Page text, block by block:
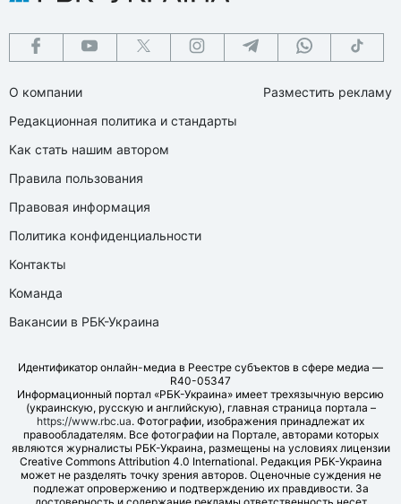
О компании
Редакционная политика и стандарты
Как стать нашим автором
Правила пользования
Правовая информация
Политика конфиденциальности
Контакты
Команда
Вакансии в РБК-Украина
Разместить рекламу
Идентификатор онлайн-медиа в Реестре субъектов в сфере медиа —
R40-05347
Информационный портал «РБК-Украина» имеет трехязычную версию
(украинскую, русскую и английскую), главная страница портала –
https://www.rbc.ua. Фотографии, изображения принадлежат их
правообладателям. Все фотографии на Портале, авторами которых
являются журналисты РБК-Украина, размещены на условиях лицензии
Creative Commons Attribution 4.0 International. Редакция РБК-Украина
может не разделять точку зрения авторов. Оценочные суждения не
подлежат опровержению и подтверждению их правдивости. За